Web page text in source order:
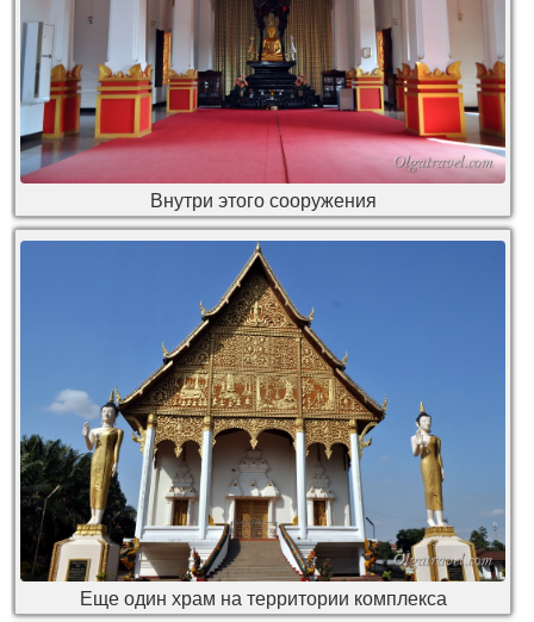
Внутри этого сооружения
Еще один храм на территории комплекса